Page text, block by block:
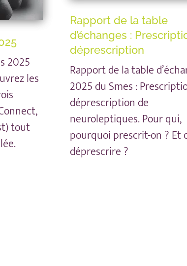
2025
les
tout
Rapport de la table
d’échanges :
déprescription
Rapport de la table
2025 du Smes :
déprescription de
neuroleptiques. Pour qui,
pourquoi prescrit-on ? Et
déprescrire ?